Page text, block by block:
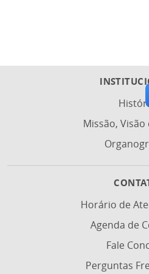
Missão, Visão
Horário de
Agenda de
Fale
Perguntas